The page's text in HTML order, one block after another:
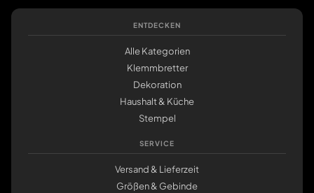
ENTDECKEN
Alle Kategorien
Klemmbretter
Dekoration
Haushalt & Küche
Stempel
SERVICE
Versand & Lieferzeit
Größen & Gebinde